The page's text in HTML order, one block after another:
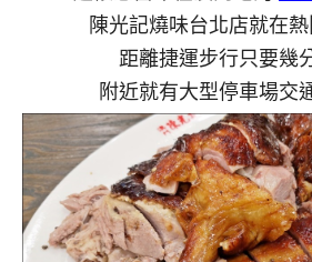
陳光記燒味台北店就在
距離捷運步行只要幾
附近就有大型停車場交